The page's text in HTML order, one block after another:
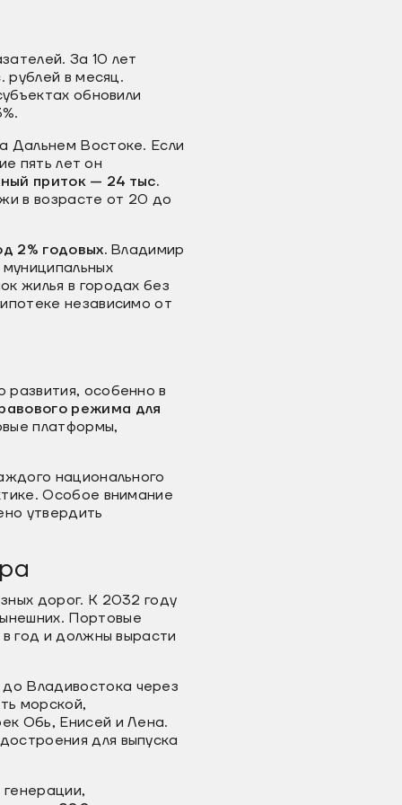
За 10 лет
рублей в месяц.
обновили
Дальнем Востоке. Если
пять лет он
приток — 24 тыс.
в возрасте от 20 до
2% годовых.Владимир
жилья в городах без
независимо от
особенно в
режима для
платформы,
национального
Особое внимание
утвердить
дорог. К 2032 году
Портовые
год и должны вырасти
Владивостока через
морской,
Обь, Енисей и Лена.
для выпуска